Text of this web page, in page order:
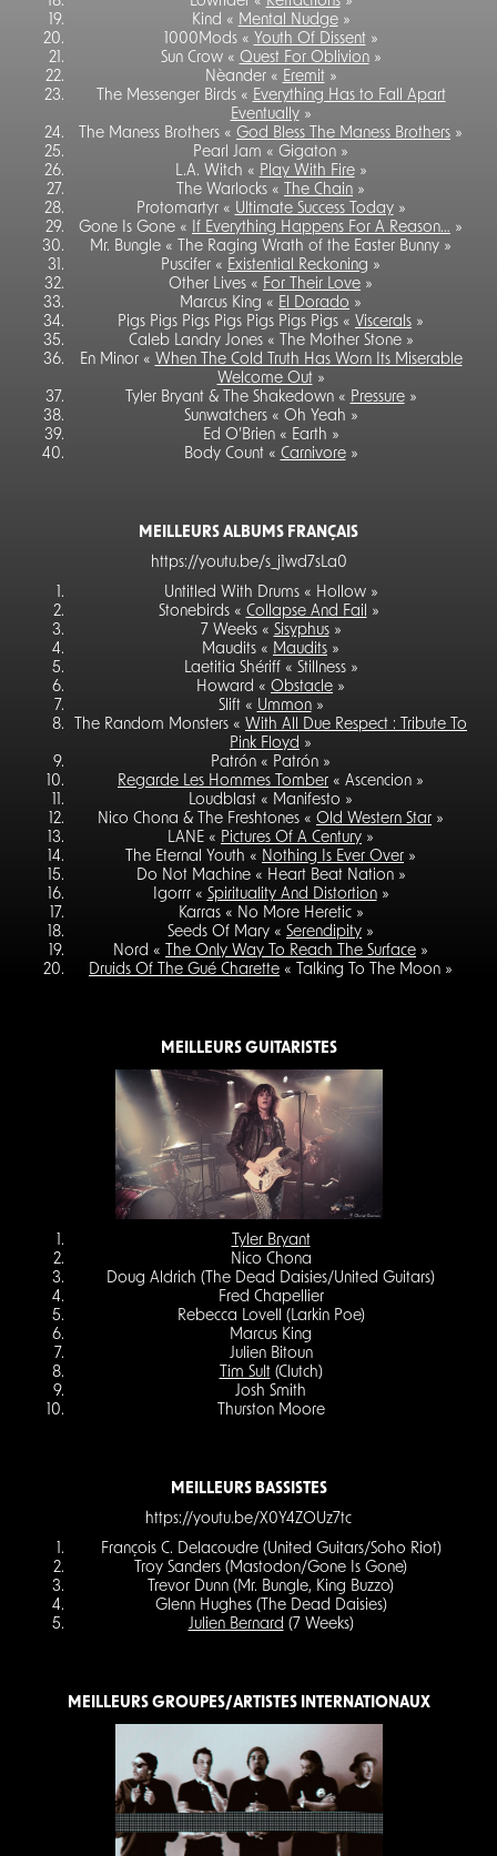
Kind « Mental Nudge»
1000Mods « Youth Of Dissent »
Sun Crow « Quest For Oblivion»
Nèander « Eremit »
The Messenger Birds « Everything Has to Fall Apart
Eventually»
The Maness Brothers « God Bless The Maness Brothers »
Pearl Jam « Gigaton »
L.A. Witch « Play With Fire»
The Warlocks «
The Chain »
Protomartyr « Ultimate Success Today»
Gone Is Gone « If Everything Happens For A Reason… »
Mr. Bungle « The Raging Wrath of the Easter Bunny »
Puscifer « Existential Reckoning »
Other Lives « For Their Love »
Marcus King « El Dorado »
Pigs Pigs Pigs Pigs Pigs Pigs Pigs « Viscerals »
Caleb Landry Jones « The Mother Stone »
En Minor « When The Cold Truth Has Worn Its Miserable
Welcome Out»
Tyler Bryant & The Shakedown « Pressure»
Sunwatchers « Oh Yeah »
Ed O’Brien « Earth »
Body Count « Carnivore»
MEILLEURS ALBUMS FRANÇAIS
https://youtu.be/s_j1wd7sLa0
Untitled With Drums « Hollow »
Stonebirds « Collapse And Fail »
7 Weeks « Sisyphus»
Maudits « Maudits »
Laetitia Shériff « Stillness »
Howard « Obstacle »
Slift « Ummon»
The Random Monsters « With All Due Respect : Tribute To
Pink Floyd »
Patrón « Patrón »
Regarde Les Hommes Tomber « Ascencion »
Loudblast « Manifesto »
Nico Chona & The Freshtones « Old Western Star »
LANE « Pictures Of A Century »
The Eternal Youth « Nothing Is Ever Over »
Do Not Machine « Heart Beat Nation »
Igorrr « Spirituality And Distortion»
Karras « No More Heretic »
Seeds Of Mary « Serendipity »
Nord «
The Only Way To Reach The Surface »
Druids Of The Gué Charette « Talking To The Moon »
MEILLEURS GUITARISTES
Tyler Bryant
Nico Chona
Doug Aldrich (The Dead Daisies/United Guitars)
Fred Chapellier
Rebecca Lovell (Larkin Poe)
Marcus King
Julien Bitoun
Tim Sult(Clutch)
Josh Smith
Thurston Moore
MEILLEURS BASSISTES
https://youtu.be/X0Y4ZOUz7tc
François C. Delacoudre (United Guitars/Soho Riot)
Troy Sanders (Mastodon/Gone Is Gone)
Trevor Dunn (Mr. Bungle, King Buzzo)
Glenn Hughes (The Dead Daisies)
Julien Bernard (7 Weeks)
MEILLEURS GROUPES/ARTISTES INTERNATIONAUX